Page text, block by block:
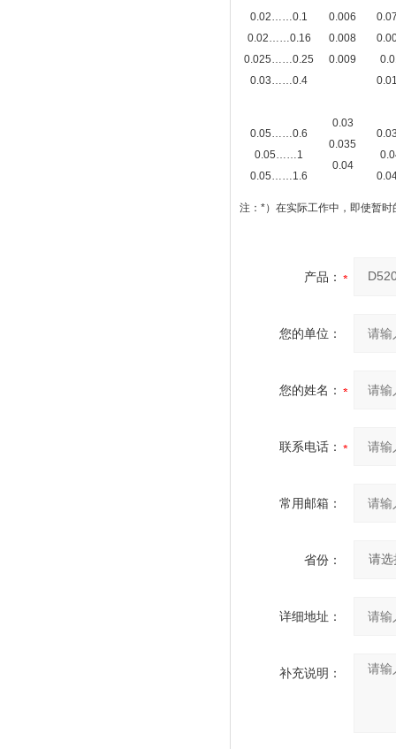
0.02……0.1
0.02……0.16
0.025……0.25
0.03……0.4
0.006
0.008
0.009
0.05……0.6
0.05……1
0.05……1.6
0.03
0.035
0.04
注：*）在实际工作中，即使暂
产品：
您的单位：
您的姓名：
联系电话：
常用邮箱：
省份：
详细地址：
补充说明：